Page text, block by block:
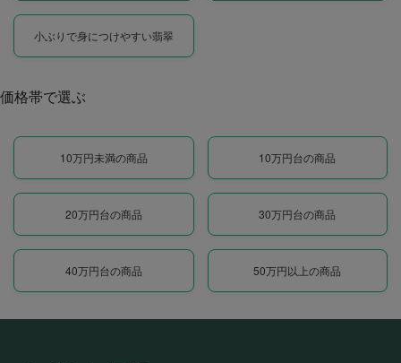
小ぶりで身につけやすい翡翠
価格帯で選ぶ
10万円未満の商品 10万円台の商品
20万円台の商品 30万円台の商品
40万円台の商品 50万円以上の商品